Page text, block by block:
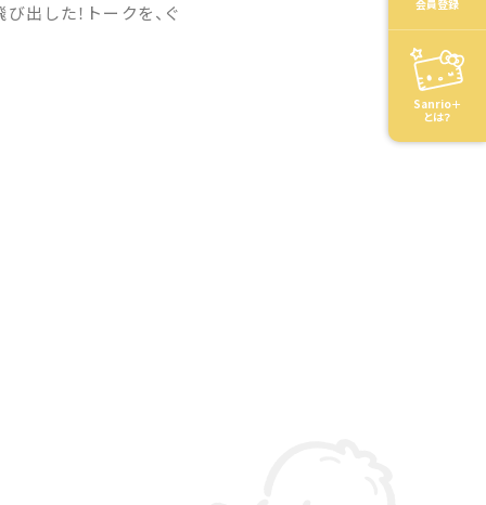
会員登録
Sanrio＋
とは？
出した！トークを、ぐ